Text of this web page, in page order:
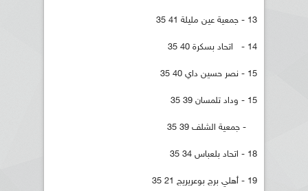
13 - جمعية عين مليلة 41 35
14 - اتحاد بسكرة 40 35
15 - نصر حسين داي 40 35
15 - وداد تلمسان 39 35
- جمعية الشلف 39 35
18 - اتحاد بلعباس 34 35
19 - أهلي برج بوعريريج 21 35